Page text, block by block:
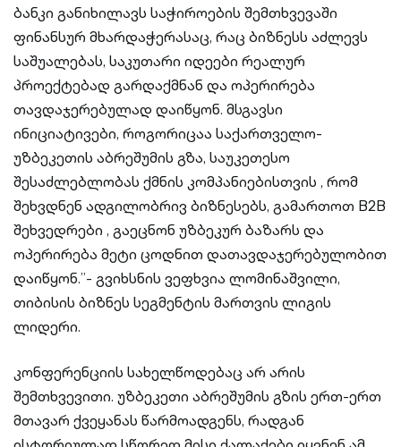
ბანკი განიხილავს საჭიროების შემთხვევაში
ფინანსურ მხარდაჭერასაც, რაც ბიზნესს აძლევს
საშუალებას, საკუთარი იდეები რეალურ
პროექტებად გარდაქმნან და ოპერირება
თავდაჯერებულად დაიწყონ. მსგავსი
ინიციატივები, როგორიცაა საქართველო-
უზბეკეთის აბრეშუმის გზა, საუკეთესო
შესაძლებლობას ქმნის კომპანიებისთვის , რომ
შეხვდნენ ადგილობრივ ბიზნესებს, გამართოთ B2B
შეხვედრები , გაეცნონ უზბეკურ ბაზარს და
ოპერირება მეტი ცოდნით დათავდაჯერებულობით
დაიწყონ.”- გვიხსნის ვეფხვია ლომინაშვილი,
თიბისის ბიზნეს სეგმენტის მართვის ლიგის
ლიდერი.
კონფერენციის სახელწოდებაც არ არის
შემთხვევითი. უზბეკეთი აბრეშუმის გზის ერთ-ერთ
მთავარ ქვეყანას წარმოადგენს, რადგან